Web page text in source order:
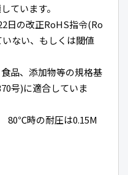
ています。
日の改正RoHS指令(Ro
ない、もしくは閾値
品、添加物等の規格基
号)に適合していま
時の耐圧は0.15M